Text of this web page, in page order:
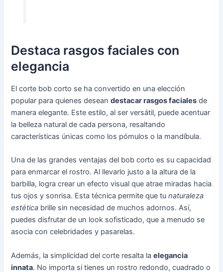
Destaca rasgos faciales con
elegancia
El corte bob corto se ha convertido en una elección
popular para quienes deseandestacar rasgos faciales de
manera elegante. Este estilo, al ser versátil, puede acentuar
la belleza natural de cada persona, resaltando
características únicas como los pómulos o la mandíbula.
Una de las grandes ventajas del bob corto es su capacidad
para enmarcar el rostro. Al llevarlo justo a la altura de la
barbilla, logra crear un efecto visual que atrae miradas hacia
tus ojos y sonrisa. Esta técnica permite que tunaturaleza
estética brille sin necesidad de muchos adornos. Así,
puedes disfrutar de un look sofisticado, que a menudo se
asocia con celebridades y pasarelas.
Además, la simplicidad del corte resalta laelegancia
innata. No importa si tienes un rostro redondo, cuadrado o